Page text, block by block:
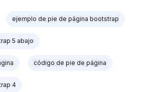
ejemplo de pie de página bootstrap
5 abajo
código de pie de página
4